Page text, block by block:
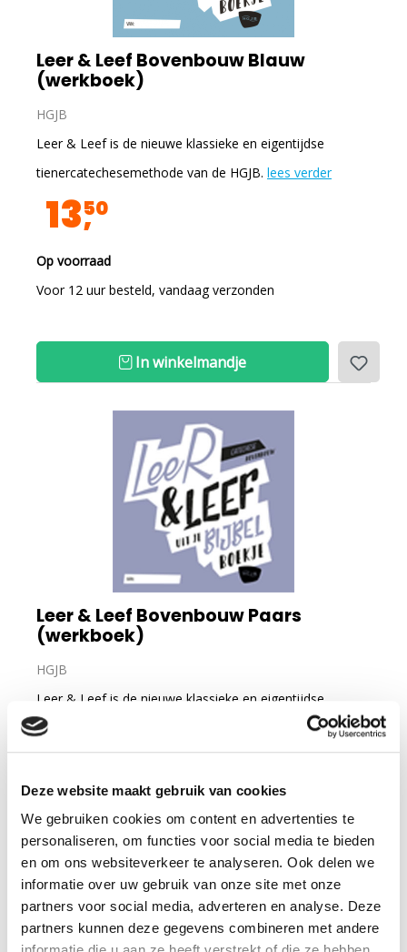
Deze website maakt gebruik van cookies
We gebruiken cookies om content en advertenties te
personaliseren, om functies voor social media te bieden
en om ons websiteverkeer te analyseren. Ook delen we
informatie over uw gebruik van onze site met onze
partners voor social media, adverteren en analyse. Deze
partners kunnen deze gegevens combineren met andere
Leer & Leef Bovenbouw Blauw
(werkboek)
HGJB
Leer & Leef is de nieuwe klassieke en eigentijdse
tienercatechesemethode van de HGJB. lees verder
1350
Op voorraad
Voor 12 uur besteld, vandaag verzonden
In winkelmandje
Leer & Leef Bovenbouw Paars
(werkboek)
HGJB
Leer & Leef is de nieuwe klassieke en eigentijdse
tienercatechesemethode van de HGJB.
lees verder
13
Op voorraad
Voor 12 uur besteld, vandaag verzonden
In winkelmandje